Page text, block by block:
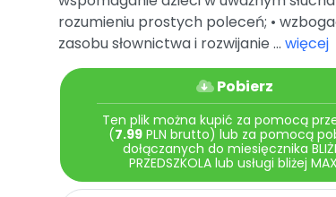
rozumieniu prostych poleceń; •
zasobu słownictwa i rozwijanie ... więcej
Pobierz
Ten plik można kupić za pomocą
(7.99PLN brutto) lub za pomocą
dołączanych do miesięcznika
PRZEDSZKOLA lub usługi bliżej